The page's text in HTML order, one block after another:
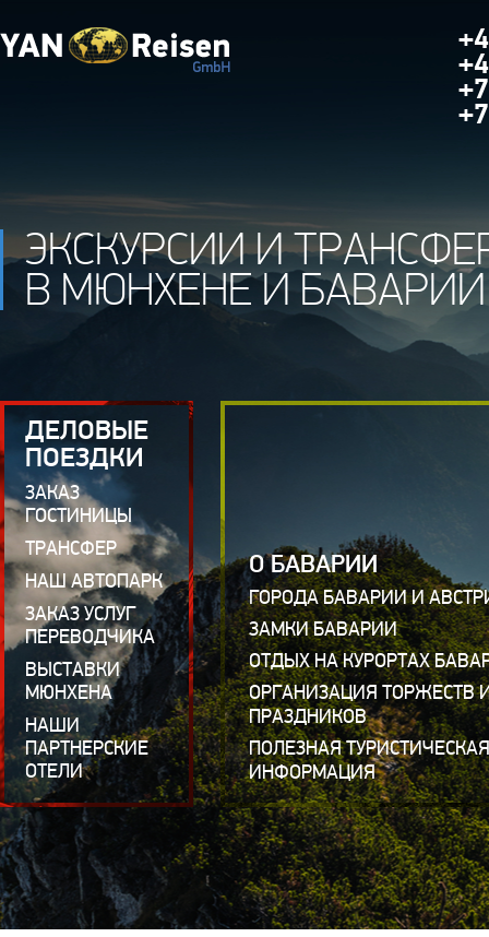
ЭКСКУРСИИ И
В МЮНХЕНЕ И БАВАРИИ
ДЕЛОВЫЕ
ПОЕЗДКИ
ЗАКАЗ
ГОСТИНИЦЫ
ТРАНСФЕР
НАШ АВТОПАРК
ЗАКАЗ УСЛУГ
ПЕРЕВОДЧИКА
ВЫСТАВКИ
МЮНХЕНА
НАШИ
ПАРТНЕРСКИЕ
ОТЕЛИ
О БАВАРИИ
ГОРОДА БАВАРИИ И
ЗАМКИ БАВАРИИ
ОТДЫХ НА КУРОРТАХ
ОРГАНИЗАЦИЯ ТОРЖЕСТВ
ПРАЗДНИКОВ
ПОЛЕЗНАЯ ТУРИСТИЧЕСКАЯ
ИНФОРМАЦИЯ